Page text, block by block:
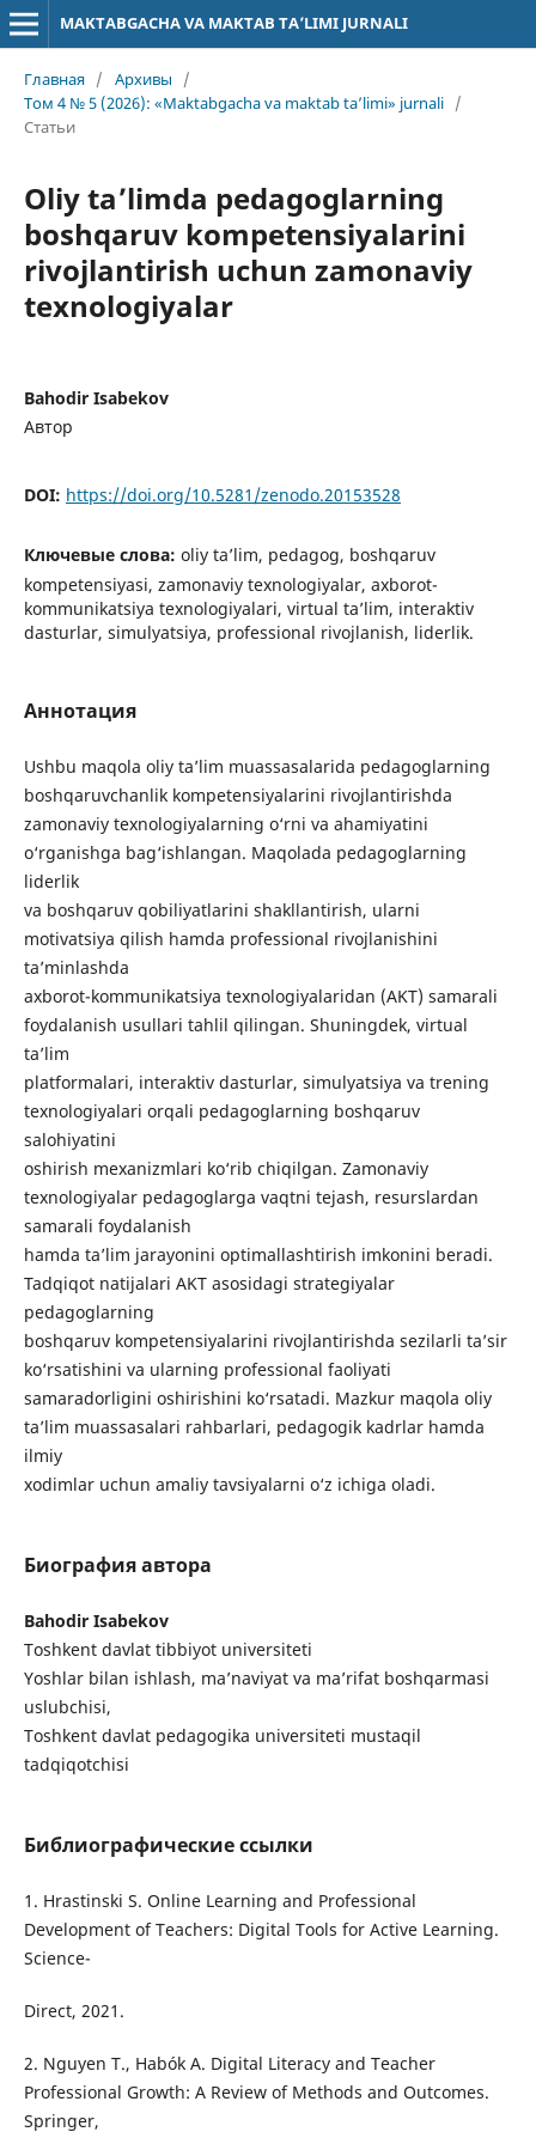
MAKTABGACHA VA MAKTAB TA’LIMI JURNALI
Главная / Архивы
/
Том 4 № 5 (2026): «Maktabgacha va maktab ta’limi» jurnali /
Статьи
Oliy ta’limda pedagoglarning
boshqaruv kompetensiyalarini
rivojlantirish uchun zamonaviy
texnologiyalar
Bahodir Isabekov
Автор
DOI: https://doi.org/10.5281/zenodo.20153528
Ключевые слова: oliy ta’lim, pedagog, boshqaruv
kompetensiyasi, zamonaviy texnologiyalar, axborot-
kommunikatsiya texnologiyalari, virtual ta’lim, interaktiv
dasturlar, simulyatsiya, professional rivojlanish, liderlik.
Аннотация
Ushbu maqola oliy ta’lim muassasalarida pedagoglarning
boshqaruvchanlik kompetensiyalarini rivojlantirishda
zamonaviy texnologiyalarning o‘rni va ahamiyatini
o‘rganishga bag‘ishlangan. Maqolada pedagoglarning
liderlik
va boshqaruv qobiliyatlarini shakllantirish, ularni
motivatsiya qilish hamda professional rivojlanishini
ta’minlashda
axborot-kommunikatsiya texnologiyalaridan (AKT) samarali
foydalanish usullari tahlil qilingan. Shuningdek, virtual
ta’lim
platformalari, interaktiv dasturlar, simulyatsiya va trening
texnologiyalari orqali pedagoglarning boshqaruv
salohiyatini
oshirish mexanizmlari ko‘rib chiqilgan. Zamonaviy
texnologiyalar pedagoglarga vaqtni tejash, resurslardan
samarali foydalanish
hamda ta’lim jarayonini optimallashtirish imkonini beradi.
Tadqiqot natijalari AKT asosidagi strategiyalar
pedagoglarning
boshqaruv kompetensiyalarini rivojlantirishda sezilarli ta’sir
ko‘rsatishini va ularning professional faoliyati
samaradorligini oshirishini ko‘rsatadi. Mazkur maqola oliy
ta’lim muassasalari rahbarlari, pedagogik kadrlar hamda
ilmiy
xodimlar uchun amaliy tavsiyalarni o‘z ichiga oladi.
Биография автора
Bahodir Isabekov
Toshkent davlat tibbiyot universiteti
Yoshlar bilan ishlash, ma’naviyat va ma’rifat boshqarmasi
uslubchisi,
Toshkent davlat pedagogika universiteti mustaqil
tadqiqotchisi
Библиографические ссылки
1. Hrastinski S. Online Learning and Professional
Development of Teachers: Digital Tools for Active Learning.
Science-
Direct, 2021.
2. Nguyen T., Habók A. Digital Literacy and Teacher
Professional Growth: A Review of Methods and Outcomes.
Springer,